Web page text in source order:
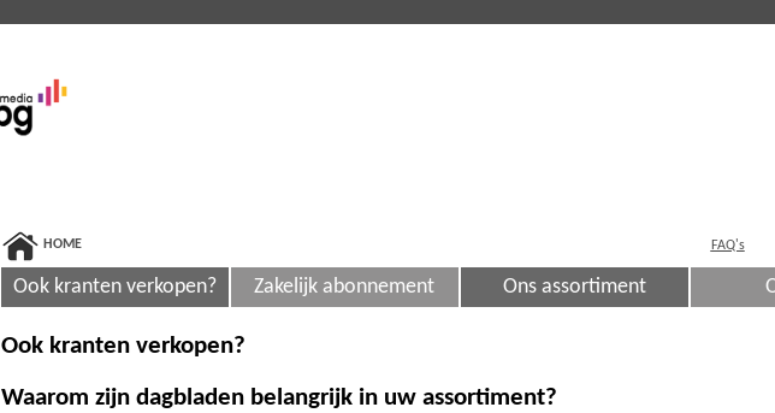
HOME FAQ's
Ook kranten verkopen? Zakelijk abonnement Ons assortiment
Ook kranten verkopen?
Waarom zijn dagbladen belangrijk in uw assortiment?